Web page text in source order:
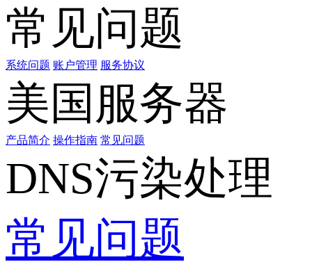
常见问题
系统问题 账户管理 服务协议
美国服务器
产品简介 操作指南 常见问题
DNS污染处理
常见问题